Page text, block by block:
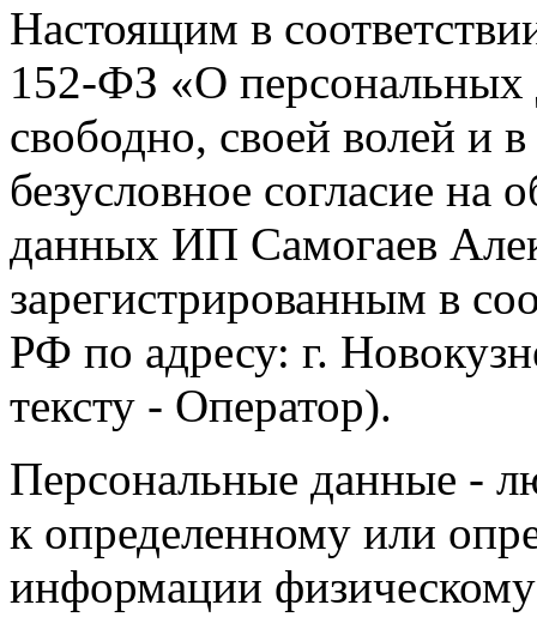
Настоящим в
152-ФЗ «О персональных
свободно, своей волей и
безусловное согласие на
данных ИП Самогаев
зарегистрированным в
РФ по адресу: г.
тексту - Оператор).
Персональные данные -
к определенному или
информации